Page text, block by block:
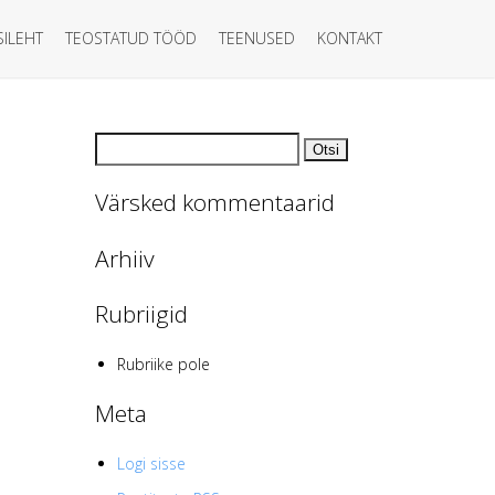
TEOSTATUD TÖÖD TEENUSED KONTAKT
Värsked kommentaarid
Arhiiv
Rubriigid
Rubriike pole
Meta
Logi sisse